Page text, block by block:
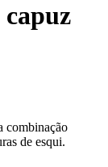
capuz
combinação
de esqui.